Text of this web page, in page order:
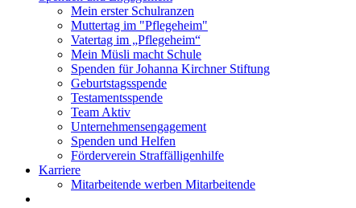
Mein erster Schulranzen
Muttertag im "Pflegeheim"
Vatertag im „Pflegeheim“
Mein Müsli macht Schule
Spenden für Johanna Kirchner Stiftung
Geburtstagsspende
Testamentsspende
Team Aktiv
Unternehmensengagement
Spenden und Helfen
Förderverein Straffälligenhilfe
Karriere
Mitarbeitende werben Mitarbeitende